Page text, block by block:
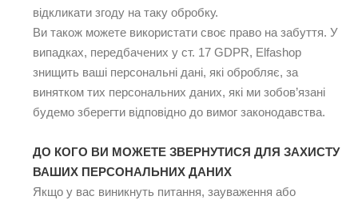
відкликати згоду на таку обробку.
Ви також можете використати своє право на забуття. У
випадках, передбачених у ст. 17 GDPR, Elfashop
знищить ваші персональні дані, які обробляє, за
винятком тих персональних даних, які ми зобов’язані
будемо зберегти відповідно до вимог законодавства.
ДО КОГО ВИ МОЖЕТЕ ЗВЕРНУТИСЯ ДЛЯ ЗАХИСТУ
ВАШИХ ПЕРСОНАЛЬНИХ ДАНИХ
Якщо у вас виникнуть питання, зауваження або